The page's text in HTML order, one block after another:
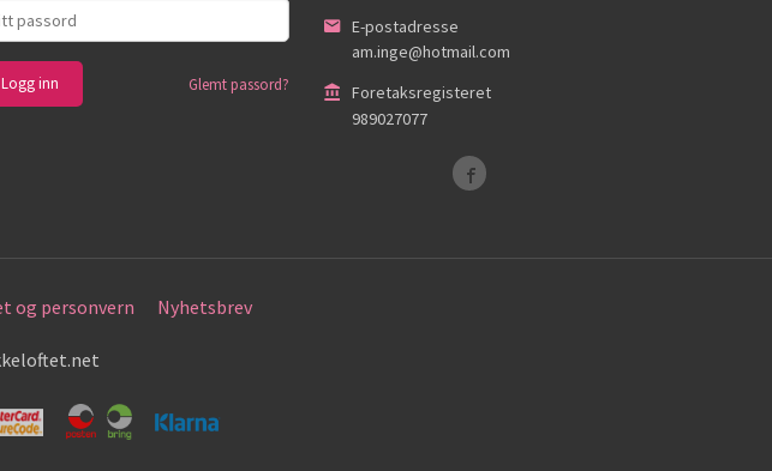
Glemt passord?
E-postadresse
am.inge@hotmail.com
Foretaksregisteret
989027077
og personvern Nyhetsbrev